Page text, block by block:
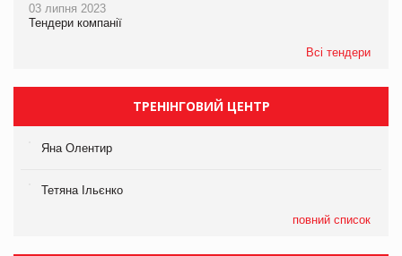
03 липня 2023
Тендери компанії
Всі тендери
ТРЕНІНГОВИЙ ЦЕНТР
Яна Олентир
Тетяна Ільєнко
повний список